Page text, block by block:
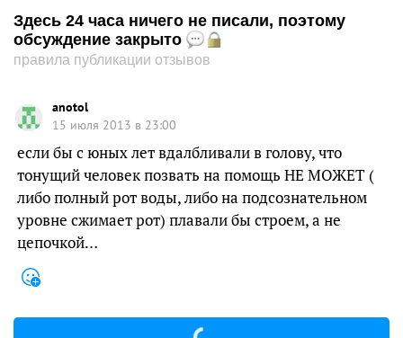
Здесь 24 часа ничего не писали, поэтому
обсуждение закрыто
правила публикации отзывов
anotol
15 июля 2013 в 23:00
если бы с юных лет вдалбливали в голову, что
тонущий человек позвать на помощь НЕ МОЖЕТ (
либо полный рот воды, либо на подсознательном
уровне сжимает рот) плавали бы строем, а не
цепочкой…